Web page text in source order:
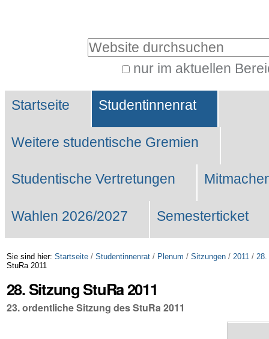
Website durchsuchen
nur im aktuellen
Suche…
Sektionen
Startseite Studentinnenrat
Weitere studentische Gremien
Studentische Vertretungen
Wahlen 2026/2027 Semesterticket
Sie sind hier: Startseite / Studentinnenrat / Plenum / Sitzungen / 2011 /
StuRa 2011
28. Sitzung StuRa 2011
23. ordentliche Sitzung des StuRa 2011